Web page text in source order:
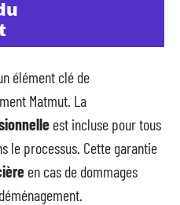
élément clé de
Matmut. La
est incluse pour tous
le processus. Cette garantie
en cas de dommages